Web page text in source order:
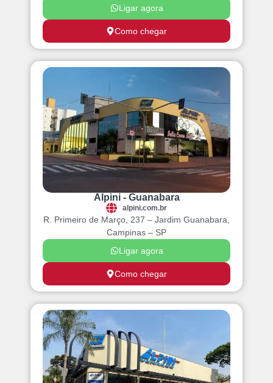
Como chegar
Ligar agora
Alpini - Guanabara
alpini.com.br
Como chegar
Ligar agora
R. Primeiro de Março, 237 – Jardim Guanabara,
Campinas – SP